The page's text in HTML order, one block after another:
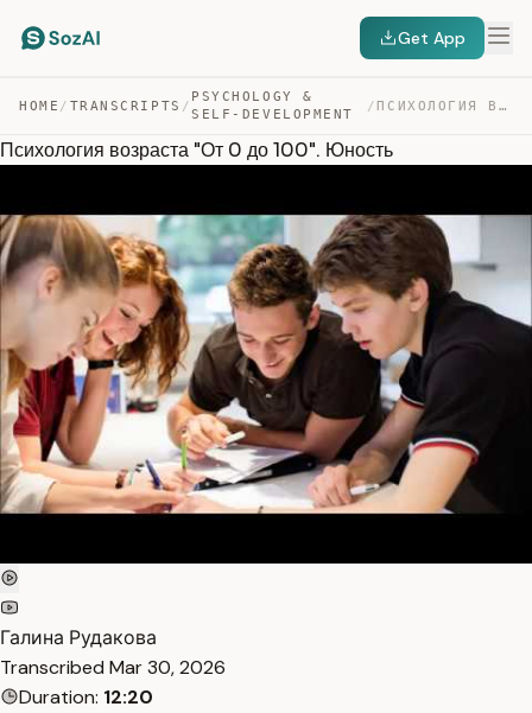
Get App
HOME / TRANSCRIPTS /
PSYCHOLOGY &
SELF-DEVELOPMENT
/ ПСИХОЛОГИЯ ВОЗРАСТА “ОТ 0 ДО 100”. ЮНОСТЬ — TRANSCRIPT
Психология возраста "От 0 до 100". Юность
Галина Рудакова
Transcribed Mar 30, 2026
Duration: 12:20